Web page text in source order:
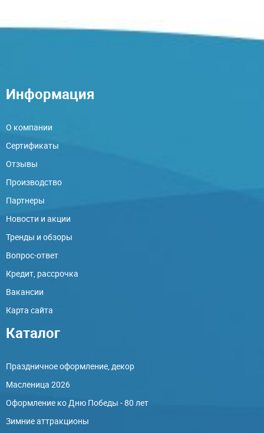
Информация
О компании
Сертификаты
Отзывы
Производство
Партнеры
Новости и акции
Тренды и обзоры
Вопрос-ответ
Кредит, рассрочка
Вакансии
Карта сайта
Каталог
Праздничное оформление, декор
Масленица 2026
Оформление ко Дню Победы - 80 лет
Зимние аттракционы